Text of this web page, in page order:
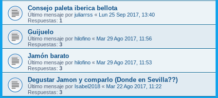
Consejo paleta iberica bellota
Último mensaje por juliarrss « Lun 25 Sep 2017, 13:40
Respuestas: 1
Guijuelo
Último mensaje por hilofino « Mar 29 Ago 2017, 11:56
Respuestas: 3
Jamón barato
Último mensaje por hilofino « Mar 29 Ago 2017, 11:53
Respuestas: 3
Degustar Jamon y comparlo (Donde en Sevilla??)
Último mensaje por Isabel2018 « Mar 22 Ago 2017, 11:22
Respuestas: 3